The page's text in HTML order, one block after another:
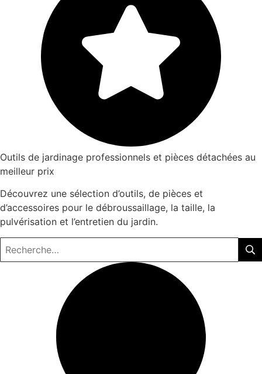
Outils de jardinage professionnels et pièces détachées au
meilleur prix
Découvrez une sélection d’outils, de pièces et
d’accessoires pour le débroussaillage, la taille, la
pulvérisation et l’entretien du jardin.